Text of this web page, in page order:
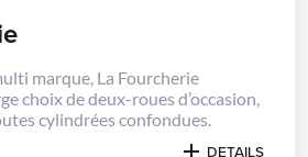
marque, La Fourcherie
choix de deux-roues d’occasion,
cylindrées confondues.
DETAILS